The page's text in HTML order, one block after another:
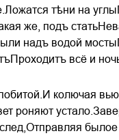
тѣни на
же, подъ
надъ водой
всё и
колючая
роняют